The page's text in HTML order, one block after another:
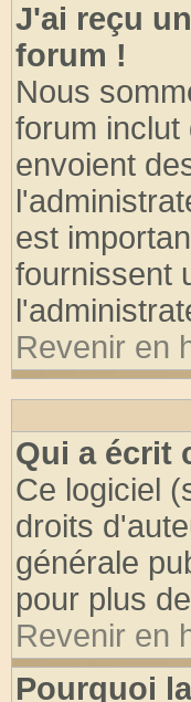
J'ai reçu
forum !
Nous
forum inclut
envoient
est
fournissent
Revenir en
Qui a écrit
Ce logiciel
droits
générale
pour plus
Revenir en
Pourquoi